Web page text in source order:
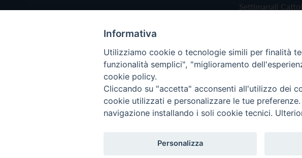
Settimanali
Privacy Policy
Copyright © 2019 - Tutti i diritti riservati - Vita Trentina Editrice
Informativa
Utilizziamo cookie o tecnologie simili per finalità
funzionalità semplici", "miglioramento
cookie policy.
Cliccando su "accetta" acconsenti all'utilizzo dei
cookie utilizzati e personalizzare le tue
navigazione installando i soli cookie tecnici.
Personalizza